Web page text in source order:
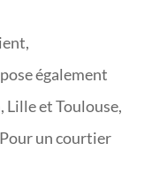
également
Lille et Toulouse,
un courtier